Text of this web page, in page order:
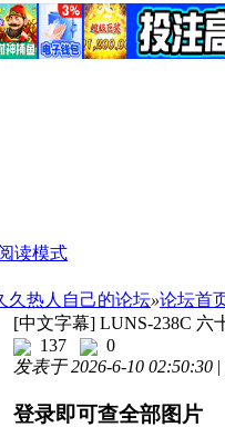
读模式
久热人自己的论坛»论坛首
[中文字幕] LUNS-238C 六
137
0
发表于 2026-6-10 02:50:30 |
登录即可查全部图片